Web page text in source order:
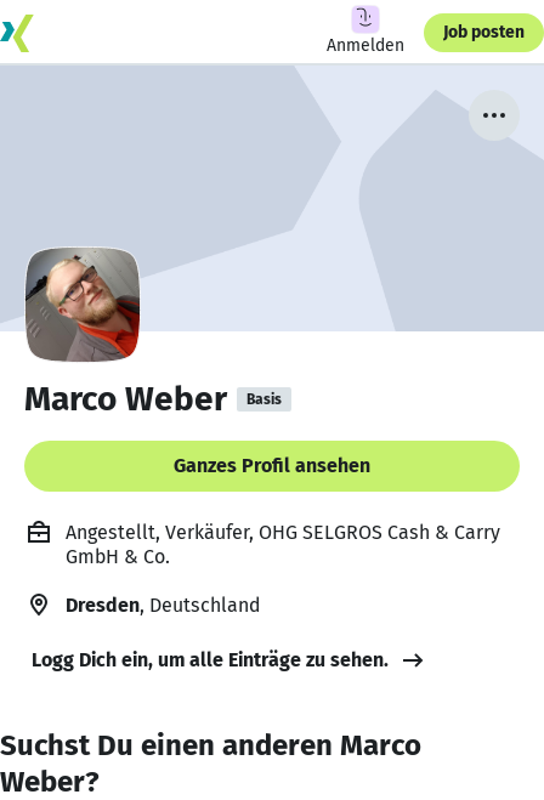
Anmelden
Job posten
Marco Weber Basis
Ganzes Profil ansehen
Angestellt, Verkäufer, OHG SELGROS Cash & Carry
GmbH & Co.
Dresden, Deutschland
Logg Dich ein, um alle Einträge zu sehen.
Suchst Du einen anderen Marco
Weber?